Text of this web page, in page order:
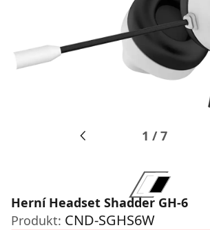
1 /7
Herní Headset Shadder GH-6
Produkt: CND-SGHS6W